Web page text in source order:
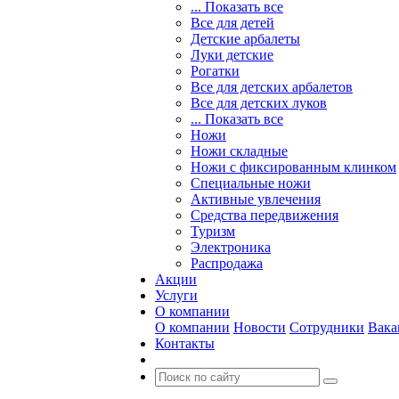
... Показать все
Все для детей
Детские арбалеты
Луки детские
Рогатки
Все для детских арбалетов
Все для детских луков
... Показать все
Ножи
Ножи складные
Ножи с фиксированным клинком
Специальные ножи
Активные увлечения
Средства передвижения
Туризм
Электроника
Распродажа
Акции
Услуги
О компании
О компании Новости Сотрудники
Контакты